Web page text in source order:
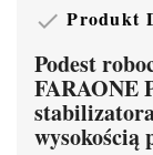
 Produkt
Podest
FARAONE
wysokością